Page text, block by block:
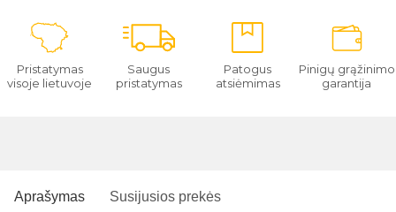
Pristatymas
visoje lietuvoje
Saugus
pristatymas
Patogus
atsiėmimas
Pinigų grąžinimo
garantija
Aprašymas Susijusios prekės